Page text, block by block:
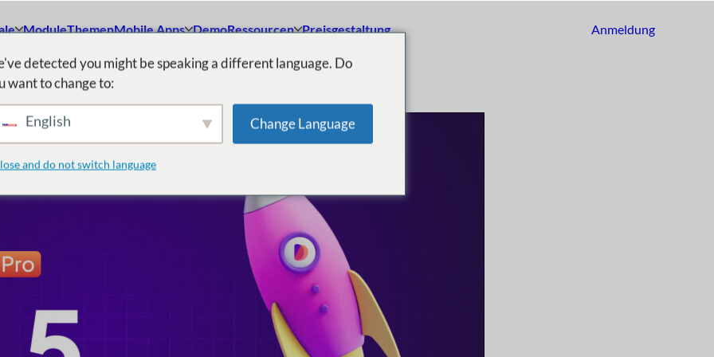
ModuleThemenMobile Apps DemoRessourcen Preisgestaltung Anmeldung
detected you might be speaking a different language. Do
want to change to:
English Change Language
and do not switch language